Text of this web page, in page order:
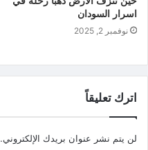
اسرار السودان
نوفمبر 2, 2025
اترك تعليقاً
لن يتم نشر عنوان بريدك الإلكتروني.